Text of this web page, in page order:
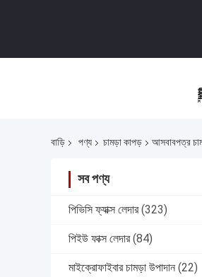
বাড়ি পণ্য চামড়া কাপড় আসবাবপত্র
সব পণ্য
পিভিসি ফ্যাক্স লেদার (323)
পিইউ ফাক্স লেদার (84)
মাইক্রোফাইবার চামড়া উপাদান (22)